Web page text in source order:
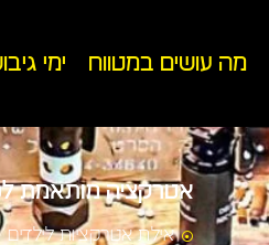
מה עושים במטווח ימי
אטרקציה מותאמת
אילת אטרקציות לילדים